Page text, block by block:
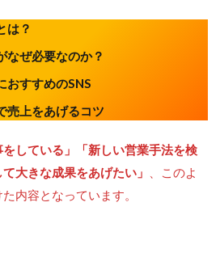
は？
なぜ必要なのか？
おすすめのSNS
売上をあげるコツ
をしている」「新しい営業手法を検
大きな成果をあげたい」
、このよ
内容となっています。